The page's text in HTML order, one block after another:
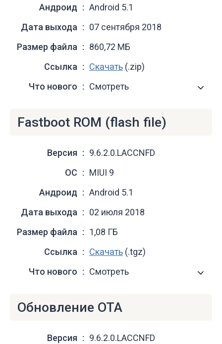
Андроид
Android 5.1
Дата выхода
07 сентября 2018
Размер файла
860,72 МБ
Ссылка
Скачать (.zip)
Что нового
Смотреть
Fastboot ROM (flash file)
Версия
9.6.2.0.LACCNFD
ОС
MIUI 9
Андроид
Android 5.1
Дата выхода
02 июля 2018
Размер файла
1,08 ГБ
Ссылка
Скачать (.tgz)
Что нового
Смотреть
Обновление OTA
Версия
9.6.2.0.LACCNFD